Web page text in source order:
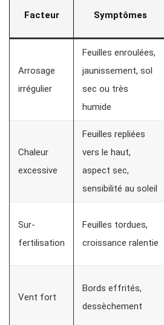
Facteur Symptômes
Arrosage
irrégulier
Feuilles enroulées,
jaunissement, sol
sec ou très
humide
Chaleur
excessive
Feuilles repliées
vers le haut,
aspect sec,
sensibilité au soleil
Sur-
fertilisation
Feuilles tordues,
croissance ralentie
Vent fort
Bords effrités,
dessèchement